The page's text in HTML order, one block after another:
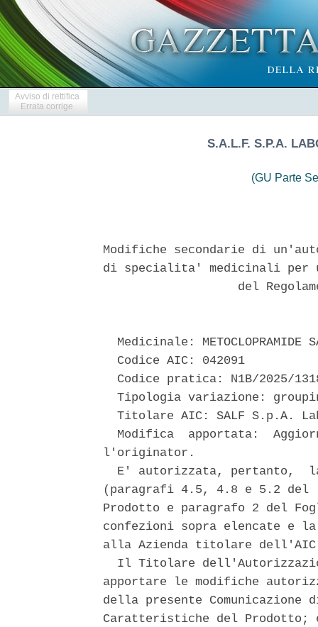
Avviso di rettifica
Errata corrige
S.A.L.F. S.P.A.
(GU Parte
Modifiche secondarie di
di specialita' medicinali per
del
Medicinale: METOCLOPRAMIDE
  Codice AIC: 042091
Codice pratica: N1B/2025/
Tipologia variazione:
Titolare AIC: SALF S.p.A.
Modifica  apportata:
l'originator.
E' autorizzata, pertanto,
(paragrafi 4.5, 4.8 e 5.2 del
Prodotto e paragrafo 2 del
confezioni sopra elencate
alla Azienda titolare
Il Titolare
apportare le modifiche
della presente
Caratteristiche del